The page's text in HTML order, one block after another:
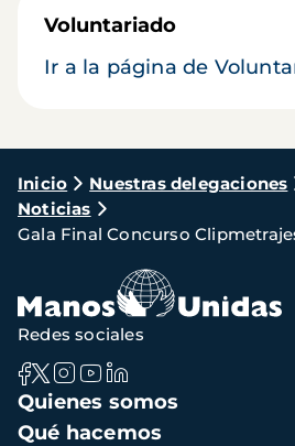
Voluntariado
Ir a la página de
Ruta
de
navegación
Inicio Nuestras delegaciones
Noticias
Gala Final Concurso
Navegación
principal
Quienes somos
Qué hacemos
Redes sociales